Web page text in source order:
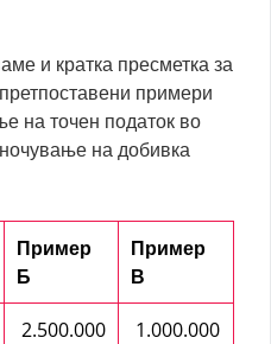
и кратка пресметка за
примери
на точен податок во
на добивка
Пример
Б
Пример
В
2.500.000 1.000.000